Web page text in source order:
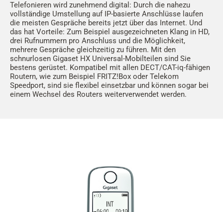
Telefonieren wird zunehmend digital: Durch die nahezu
vollständige Umstellung auf IP-basierte Anschlüsse laufen
die meisten Gespräche bereits jetzt über das Internet. Und
das hat Vorteile: Zum Beispiel ausgezeichneten Klang in HD,
drei Rufnummern pro Anschluss und die Möglichkeit,
mehrere Gespräche gleichzeitig zu führen. Mit den
schnurlosen Gigaset HX Universal-Mobilteilen sind Sie
bestens gerüstet. Kompatibel mit allen DECT/CAT-iq-fähigen
Routern, wie zum Beispiel FRITZ!Box oder Telekom
Speedport, sind sie flexibel einsetzbar und können sogar bei
einem Wechsel des Routers weiterverwendet werden.